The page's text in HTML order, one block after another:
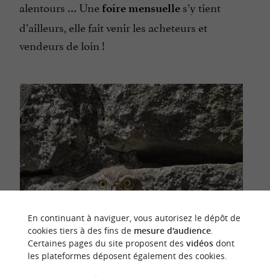
alentours … Une foire mensuelle s’y tient
d’ailleurs, elle fait venir les acheteurs et
vendeurs de loin !
En continuant à naviguer, vous autorisez le dépôt de
cookies tiers à des fins de mesure d'audience.
Certaines pages du site proposent des vidéosdont
les plateformes déposent également des cookies.